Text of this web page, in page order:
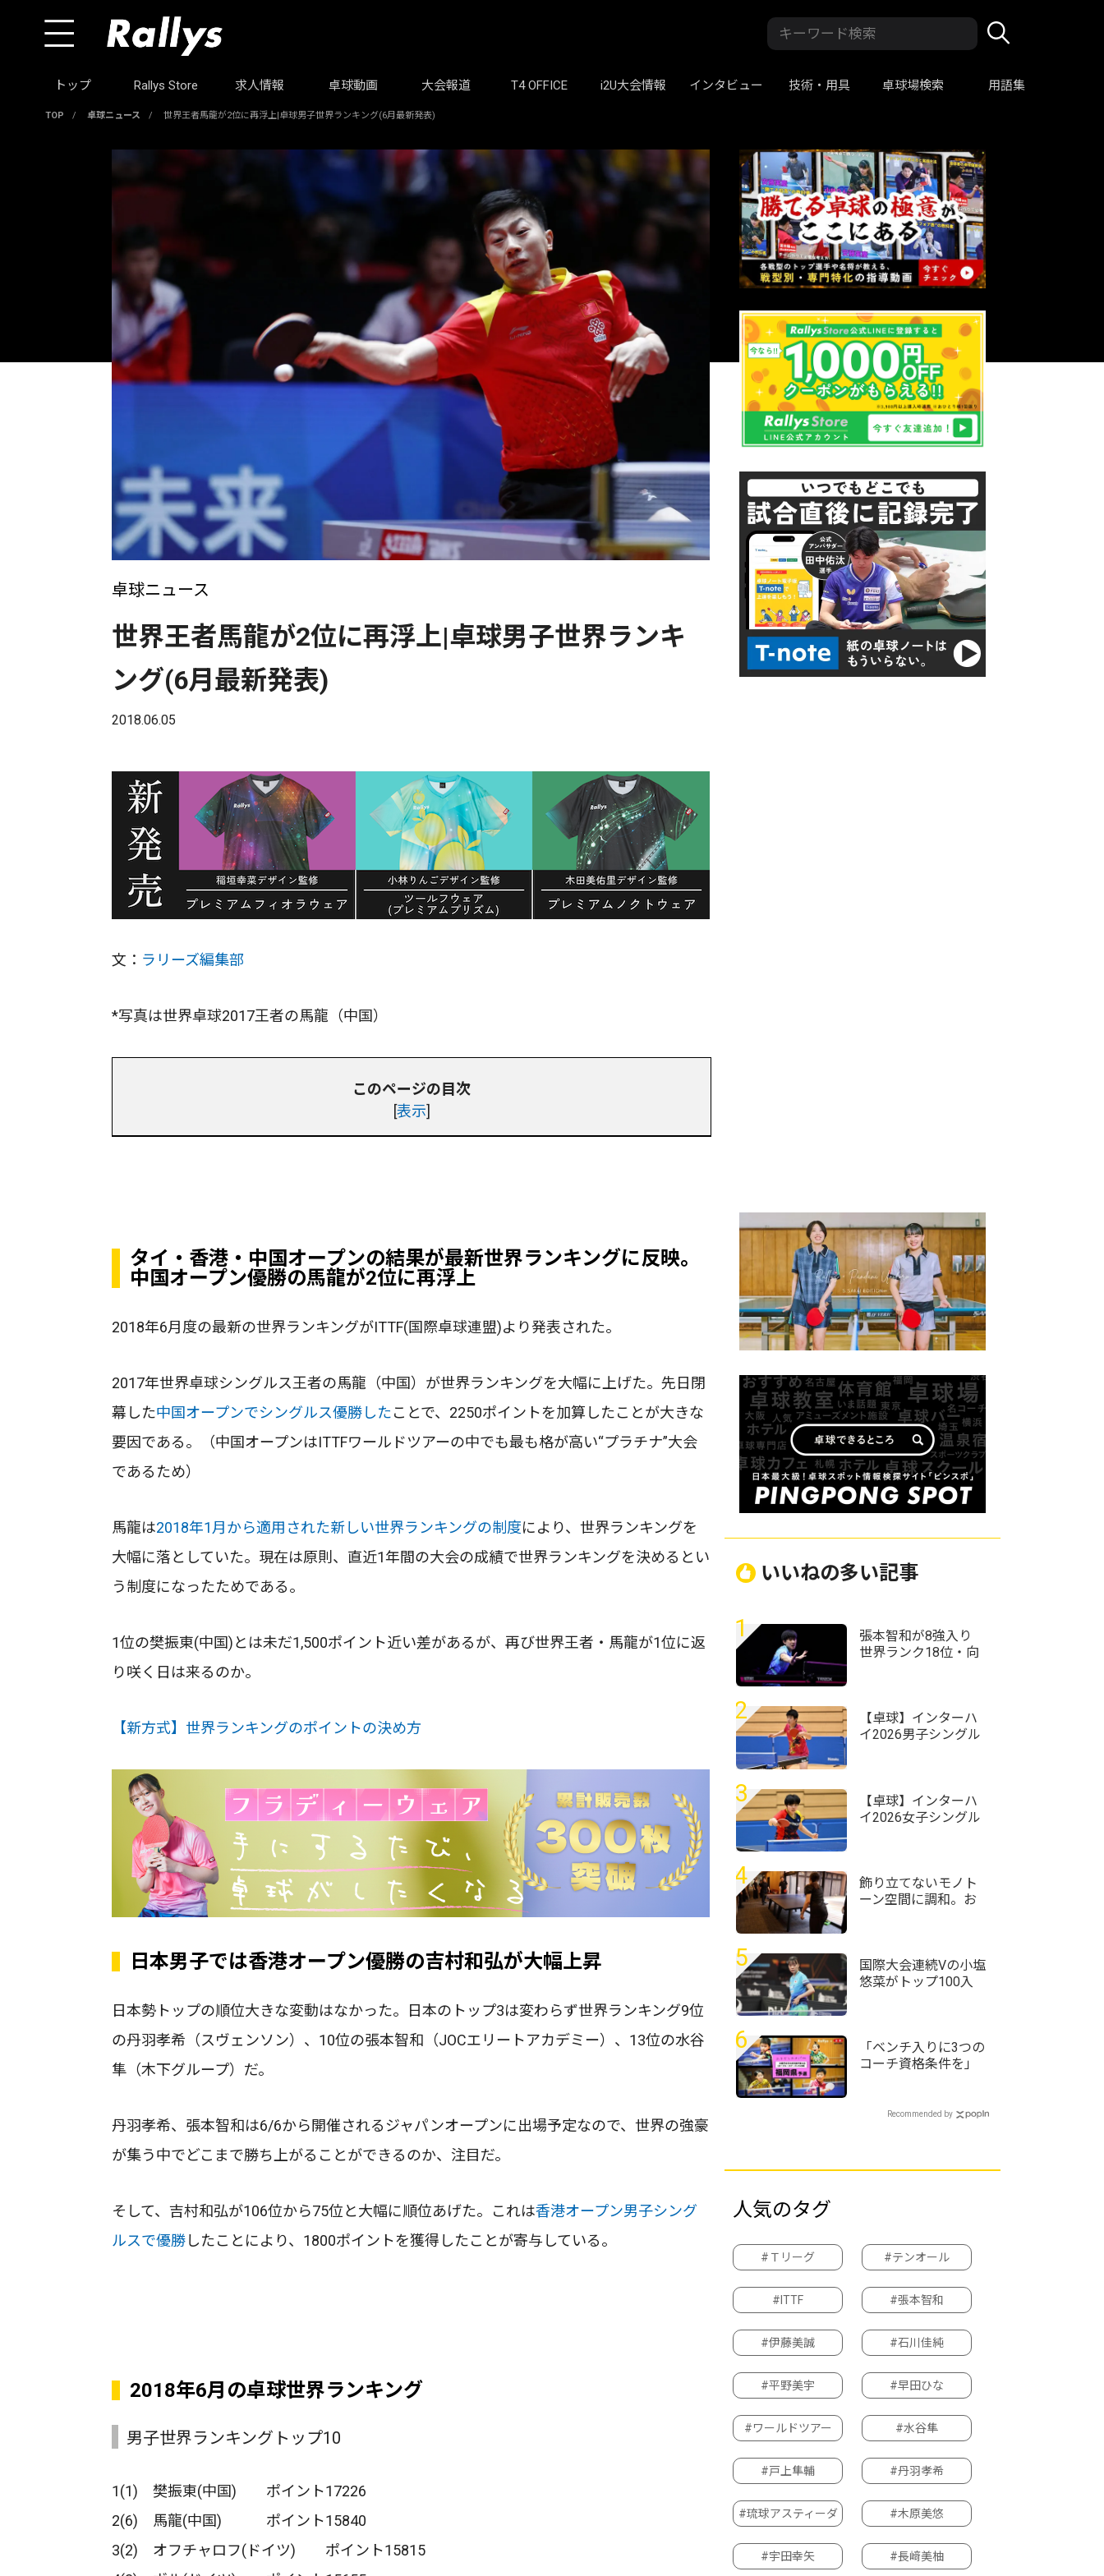
トップ Rallys Store 求人情報 卓球動画 大会報道 T4 OFFICE i2U大会情報 インタビュー 技術・用具 卓球場検索 用語集
TOP / 卓球ニュース / 世界王者馬龍が2位に再浮上|卓球男子世界ランキング(6月最新発表)
卓球ニュース
世界王者馬龍が2位に再浮上|卓球男子世界ランキ
ング(6月最新発表)
2018.06.05
文： ラリーズ編集部
*写真は世界卓球2017王者の馬龍（中国）
このページの目次
[表示]
タイ・香港・中国オープンの結果が最新世界ランキングに反映。
中国オープン優勝の馬龍が2位に再浮上
2018年6月度の最新の世界ランキングがITTF(国際卓球連盟)より発表された。
2017年世界卓球シングルス王者の馬龍（中国）が世界ランキングを大幅に上げた。先日閉
幕した中国オープンでシングルス優勝したことで、2250ポイントを加算したことが大きな
要因である。（中国オープンはITTFワールドツアーの中でも最も格が高い“プラチナ”大会
であるため）
馬龍は2018年1月から適用された新しい世界ランキングの制度により、世界ランキングを
大幅に落としていた。現在は原則、直近1年間の大会の成績で世界ランキングを決めるとい
う制度になったためである。
1位の樊振東(中国)とは未だ1,500ポイント近い差があるが、再び世界王者・馬龍が1位に返
り咲く日は来るのか。
【新方式】世界ランキングのポイントの決め方
日本男子では香港オープン優勝の吉村和弘が大幅上昇
日本勢トップの順位大きな変動はなかった。日本のトップ3は変わらず世界ランキング9位
の丹羽孝希（スヴェンソン）、10位の張本智和（JOCエリートアカデミー）、13位の水谷
隼（木下グループ）だ。
丹羽孝希、張本智和は6/6から開催されるジャパンオープンに出場予定なので、世界の強豪
が集う中でどこまで勝ち上がることができるのか、注目だ。
そして、吉村和弘が106位から75位と大幅に順位あげた。これは香港オープン男子シング
ルスで優勝したことにより、1800ポイントを獲得したことが寄与している。
2018年6月の卓球世界ランキング
男子世界ランキングトップ10
1(1) 樊振東(中国) ポイント17226
2(6) 馬龍(中国) ポイント15840
3(2) オフチャロフ(ドイツ) ポイント15815
いいねの多い記事
1
張本智和が8強入り
世界ランク18位・向
2
【卓球】インターハ
イ2026男子シングル
ードに
3
【卓球】インターハ
イ2026女子シングル
入る
4
飾り立てないモノト
ーン空間に調和。お
話
5
国際大会連続Vの小塩
悠菜がトップ100入
ランキング（2026年
第32週）
6
「ベンチ入りに3つの
コーチ資格条件を」
（ホープス・カブ・
Recommended by
人気のタグ
#Ｔリーグ #テンオール
#ITTF #張本智和
#伊藤美誠 #石川佳純
#平野美宇 #早田ひな
#ワールドツアー #水谷隼
#戸上隼輔 #丹羽孝希
#琉球アスティーダ #木原美悠
#宇田幸矢 #長﨑美柚